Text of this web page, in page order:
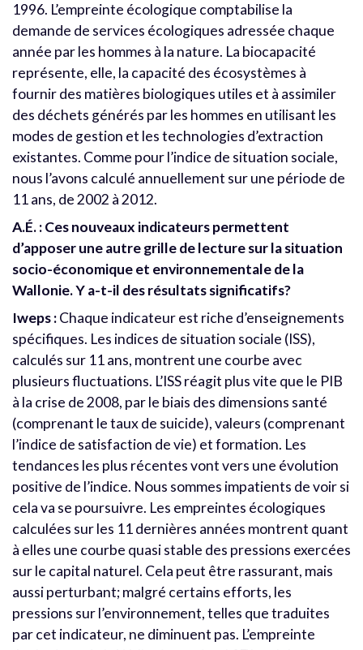
1996. L’empreinte écologique comptabilise la
demande de services écologiques adressée chaque
année par les hommes à la nature. La biocapacité
représente, elle, la capacité des écosystèmes à
fournir des matières biologiques utiles et à assimiler
des déchets générés par les hommes en utilisant les
modes de gestion et les technologies d’extraction
existantes. Comme pour l’indice de situation sociale,
nous l’avons calculé annuellement sur une période de
11 ans, de 2002 à 2012.
A.É. : Ces nouveaux indicateurs permettent
d’apposer une autre grille de lecture sur la situation
socio-économique et environnementale de la
Wallonie. Y a-t-il des résultats significatifs?
Iweps :Chaque indicateur est riche d’enseignements
spécifiques. Les indices de situation sociale (ISS),
calculés sur 11 ans, montrent une courbe avec
plusieurs fluctuations. L’ISS réagit plus vite que le PIB
à la crise de 2008, par le biais des dimensions santé
(comprenant le taux de suicide), valeurs (comprenant
l’indice de satisfaction de vie) et formation. Les
tendances les plus récentes vont vers une évolution
positive de l’indice. Nous sommes impatients de voir si
cela va se poursuivre. Les empreintes écologiques
calculées sur les 11 dernières années montrent quant
à elles une courbe quasi stable des pressions exercées
sur le capital naturel. Cela peut être rassurant, mais
aussi perturbant; malgré certains efforts, les
pressions sur l’environnement, telles que traduites
par cet indicateur, ne diminuent pas. L’empreinte